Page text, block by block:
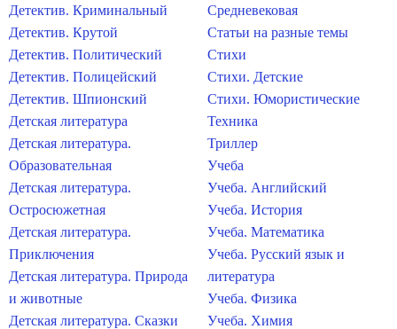
Детектив. Криминальный
Детектив. Крутой
Детектив. Политический
Детектив. Полицейский
Детектив. Шпионский
Детская литература
Детская литература.
Образовательная
Детская литература.
Остросюжетная
Детская литература.
Приключения
Детская литература. Природа
и животные
Детская литература. Сказки
Средневековая
Статьи на разные темы
Стихи
Стихи. Детские
Стихи. Юмористические
Техника
Триллер
Учеба
Учеба. Английский
Учеба. История
Учеба. Математика
Учеба. Русский язык и
литература
Учеба. Физика
Учеба. Химия